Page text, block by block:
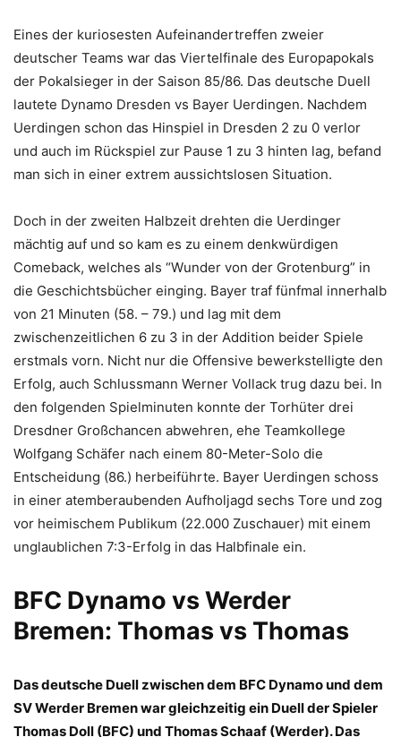
Eines der kuriosesten Aufeinandertreffen zweier
deutscher Teams war das Viertelfinale des Europapokals
der Pokalsieger in der Saison 85/86. Das deutsche Duell
lautete Dynamo Dresden vs Bayer Uerdingen. Nachdem
Uerdingen schon das Hinspiel in Dresden 2 zu 0 verlor
und auch im Rückspiel zur Pause 1 zu 3 hinten lag, befand
man sich in einer extrem aussichtslosen Situation.
Doch in der zweiten Halbzeit drehten die Uerdinger
mächtig auf und so kam es zu einem denkwürdigen
Comeback, welches als “Wunder von der Grotenburg” in
die Geschichtsbücher einging. Bayer traf fünfmal innerhalb
von 21 Minuten (58. – 79.) und lag mit dem
zwischenzeitlichen 6 zu 3 in der Addition beider Spiele
erstmals vorn. Nicht nur die Offensive bewerkstelligte den
Erfolg, auch Schlussmann Werner Vollack trug dazu bei. In
den folgenden Spielminuten konnte der Torhüter drei
Dresdner Großchancen abwehren, ehe Teamkollege
Wolfgang Schäfer nach einem 80-Meter-Solo die
Entscheidung (86.) herbeiführte. Bayer Uerdingen schoss
in einer atemberaubenden Aufholjagd sechs Tore und zog
vor heimischem Publikum (22.000 Zuschauer) mit einem
unglaublichen 7:3-Erfolg in das Halbfinale ein.
BFC Dynamo vs Werder
Bremen: Thomas vs Thomas
Das deutsche Duell zwischen dem BFC Dynamo und dem
SV Werder Bremen war gleichzeitig ein Duell der Spieler
Thomas Doll (BFC) und Thomas Schaaf (Werder). Das